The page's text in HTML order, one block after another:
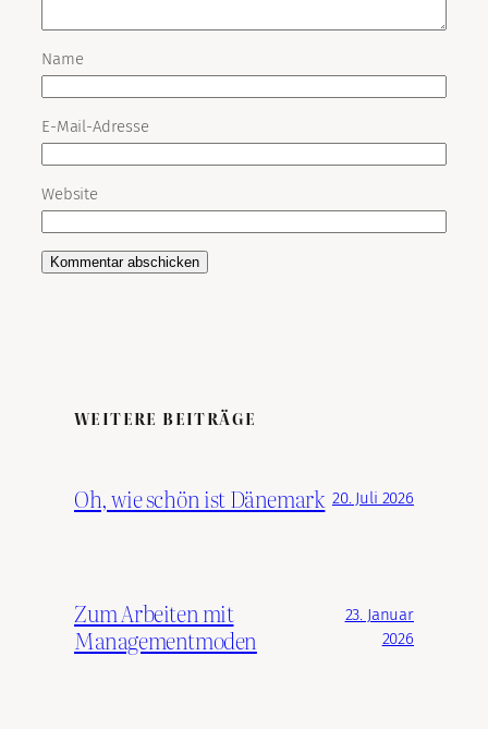
Name
E-Mail-Adresse
Website
WEITERE BEITRÄGE
Oh, wie schön ist Dänemark 20. Juli 2026
Zum Arbeiten mit
Managementmoden
23. Januar
2026